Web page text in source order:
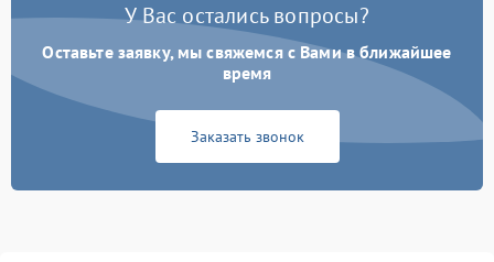
У Вас остались вопросы?
Оставьте заявку, мы свяжемся с Вами в ближайшее
время
Заказать звонок